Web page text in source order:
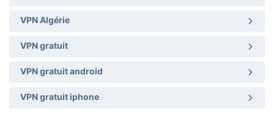
VPN Algérie
VPN gratuit
VPN gratuit android
VPN gratuit iphone